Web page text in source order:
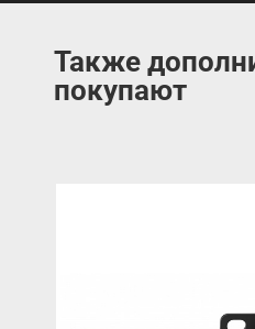
Также
покупают